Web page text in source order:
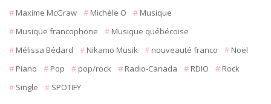
Maxime McGraw
Michèle O
Musique
Musique francophone
Musique québécoise
Mélissa Bédard
Nikamo Musik nouveauté franco
Noël
Piano
Pop pop/rock Radio-Canada RDIO
Rock
Single
SPOTIFY